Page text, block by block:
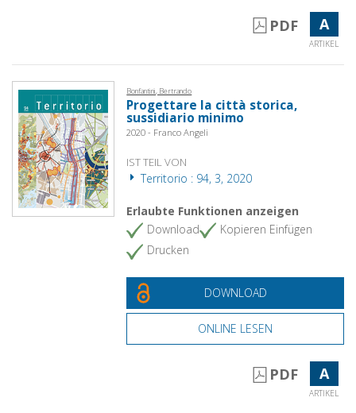
PDF A
ARTIKEL
Bonfantini, Bertrando
Progettare la città storica,
sussidiario minimo
2020 - Franco Angeli
IST TEIL VON
Territorio : 94, 3, 2020
Erlaubte Funktionen anzeigen
Download
Kopieren Einfügen
Drucken
DOWNLOAD
ONLINE LESEN
PDF A
ARTIKEL